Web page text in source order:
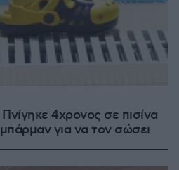
4χρονος σε πισίνα
για να τον σώσει